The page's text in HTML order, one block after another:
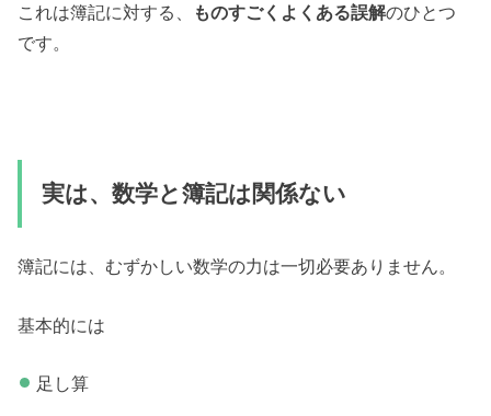
これは簿記に対する、 ものすごくよくある誤解のひとつ
です。
実は、数学と簿記は関係ない
簿記には、むずかしい数学の力は一切必要ありません。
基本的には
足し算